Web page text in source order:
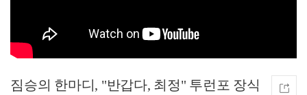
짐승의 한마디, "반갑다, 최정" 투런포 장식